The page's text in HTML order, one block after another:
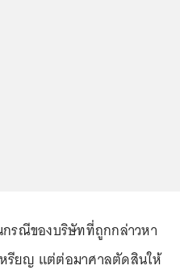
รณีของบริษัทที่ถูกกล่าวหา
รียญ แต่ต่อมาศาลตัดสินให้